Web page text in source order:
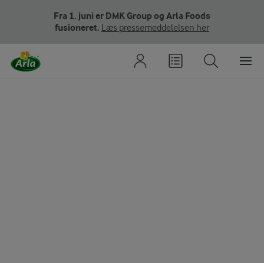
Fra 1. juni er DMK Group og Arla Foods
fusioneret. Læs pressemeddelelsen her